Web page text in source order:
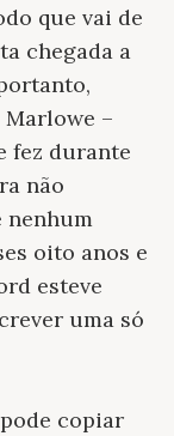
que vai de
chegada a
–
fez durante
não
nenhum
oito anos e
esteve
uma só
copiar